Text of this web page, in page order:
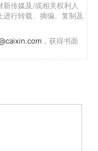
传媒及/或相关权利人
行转载、摘编、复制及
，获得书面